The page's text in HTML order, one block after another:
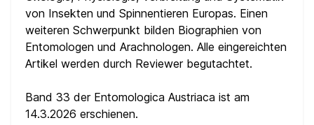
von Insekten und Spinnentieren Europas. Einen
weiteren Schwerpunkt bilden Biographien von
Entomologen und Arachnologen. Alle eingereichten
Artikel werden durch Reviewer begutachtet.
Band 33 der Entomologica Austriaca ist am
14.3.2026 erschienen.